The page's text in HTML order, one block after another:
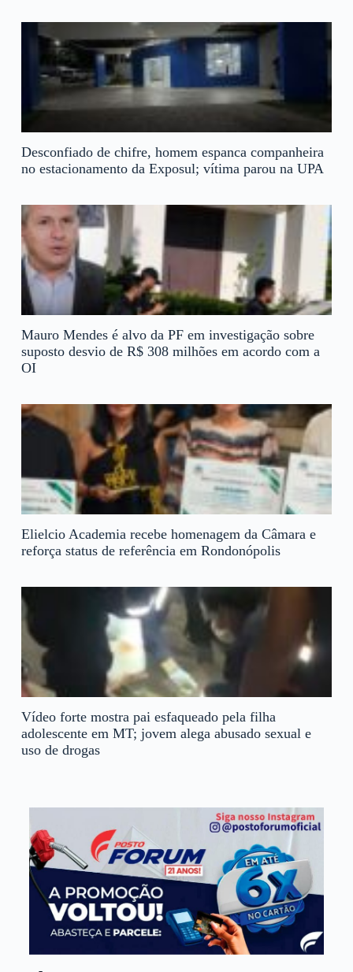
Desconfiado de chifre, homem espanca companheira
no estacionamento da Exposul; vítima parou na UPA
Mauro Mendes é alvo da PF em investigação sobre
suposto desvio de R$ 308 milhões em acordo com a
OI
Elielcio Academia recebe homenagem da Câmara e
reforça status de referência em Rondonópolis
Vídeo forte mostra pai esfaqueado pela filha
adolescente em MT; jovem alega abusado sexual e
uso de drogas